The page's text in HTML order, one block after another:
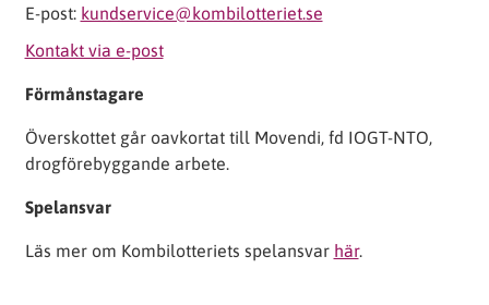
E-post: kundservice@kombilotteriet.se
Kontakt via e-post
Förmånstagare
Överskottet går oavkortat till Movendi, fd IOGT-NTO,
drogförebyggande arbete.
Spelansvar
Läs mer om Kombilotteriets spelansvar här.